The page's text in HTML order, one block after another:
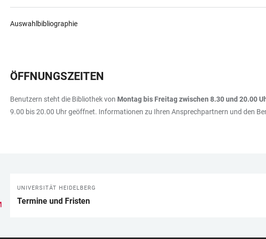
Auswahlbibliographie
ÖFFNUNGSZEITEN
Benutzern steht die Bibliothek von Montag bis Freitag zwischen 8.30 und 20.00
9.00 bis 20.00 Uhr geöffnet. Informationen zu Ihren Ansprechpartnern und den
LINKS
UNIVERSITÄT HEIDELBERG
Termine und Fristen